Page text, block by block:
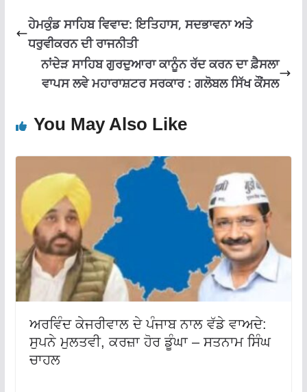
k p
ਹੇਮਕੁੰਡ ਸਾਹਿਬ ਵਿਵਾਦ: ਇਤਿਹਾਸ, ਸਦਭਾਵਨਾ ਅਤੇ
ਧਰੁਵੀਕਰਨ ਦੀ ਰਾਜਨੀਤੀ
ਨਾਂਦੇੜ ਸਾਹਿਬ ਗੁਰਦੁਆਰਾ ਕਾਨੂੰਨ ਰੱਦ ਕਰਨ ਦਾ ਫ਼ੈਸਲਾ
ਵਾਪਸ ਲਵੇ ਮਹਾਰਾਸ਼ਟਰ ਸਰਕਾਰ : ਗਲੋਬਲ ਸਿੱਖ ਕੌਂਸਲ
You May Also Like
ਅਰਵਿੰਦ ਕੇਜਰੀਵਾਲ ਦੇ ਪੰਜਾਬ ਨਾਲ ਵੱਡੇ ਵਾਅਦੇ:
ਸੁਪਨੇ ਮੁਲਤਵੀ, ਕਰਜ਼ਾ ਹੋਰ ਡੂੰਘਾ – ਸਤਨਾਮ ਸਿੰਘ
ਚਾਹਲ